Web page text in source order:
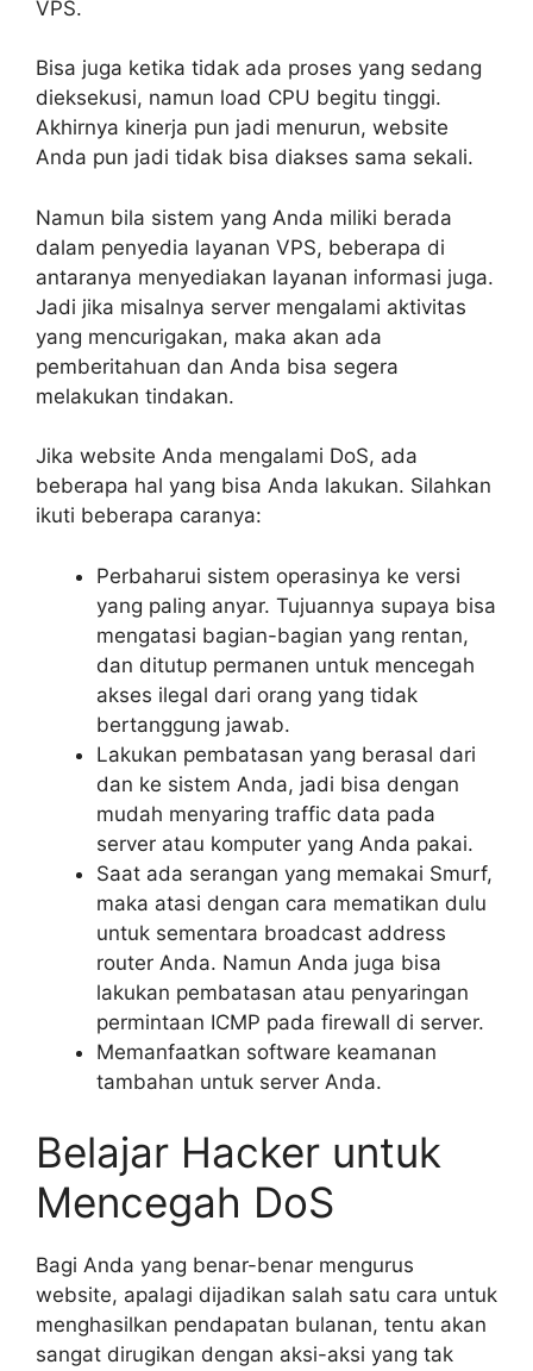
VPS.
Bisa juga ketika tidak ada proses yang sedang
dieksekusi, namun load CPU begitu tinggi.
Akhirnya kinerja pun jadi menurun, website
Anda pun jadi tidak bisa diakses sama sekali.
Namun bila sistem yang Anda miliki berada
dalam penyedia layanan VPS, beberapa di
antaranya menyediakan layanan informasi juga.
Jadi jika misalnya server mengalami aktivitas
yang mencurigakan, maka akan ada
pemberitahuan dan Anda bisa segera
melakukan tindakan.
Jika website Anda mengalami DoS, ada
beberapa hal yang bisa Anda lakukan. Silahkan
ikuti beberapa caranya:
Perbaharui sistem operasinya ke versi
yang paling anyar. Tujuannya supaya bisa
mengatasi bagian-bagian yang rentan,
dan ditutup permanen untuk mencegah
akses ilegal dari orang yang tidak
bertanggung jawab.
Lakukan pembatasan yang berasal dari
dan ke sistem Anda, jadi bisa dengan
mudah menyaring traffic data pada
server atau komputer yang Anda pakai.
Saat ada serangan yang memakai Smurf,
maka atasi dengan cara mematikan dulu
untuk sementara broadcast address
router Anda. Namun Anda juga bisa
lakukan pembatasan atau penyaringan
permintaan ICMP pada firewall di server.
Memanfaatkan software keamanan
tambahan untuk server Anda.
Belajar Hacker untuk
Mencegah DoS
Bagi Anda yang benar-benar mengurus
website, apalagi dijadikan salah satu cara untuk
menghasilkan pendapatan bulanan, tentu akan
sangat dirugikan dengan aksi-aksi yang tak